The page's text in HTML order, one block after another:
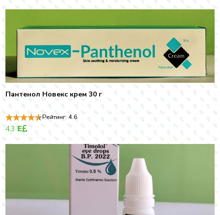
Пантенол Новекс крем 30 г
Рейтинг: 4.6
43E